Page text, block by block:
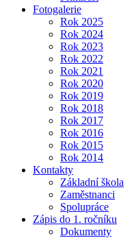
Fotogalerie
Rok 2025
Rok 2024
Rok 2023
Rok 2022
Rok 2021
Rok 2020
Rok 2019
Rok 2018
Rok 2017
Rok 2016
Rok 2015
Rok 2014
Kontakty
Základní škola
Zaměstnanci
Spolupráce
Zápis do 1. ročníku
Dokumenty